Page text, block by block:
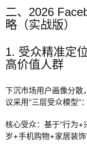
二、2026
略（实战版）
1. 受众精准定
高价值人群
下沉市场用户画像分散
议采用“三层受众模型”：
核心受众：基于“行为
岁+手机购物+家居装饰